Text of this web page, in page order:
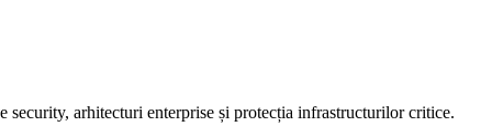
arhitecturi enterprise și protecția infrastructurilor critice.